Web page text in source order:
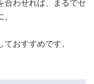
合わせれば、まるでセ
おすすめです。